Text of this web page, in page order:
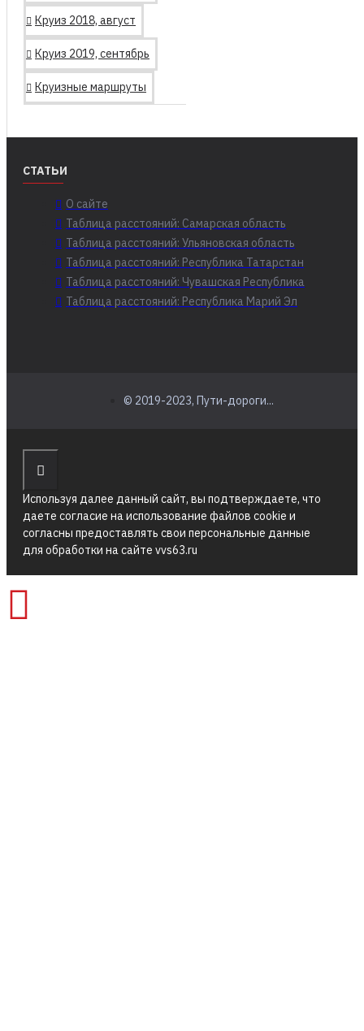
Круиз 2018, август
Круиз 2019, сентябрь
Круизные маршруты
СТАТЬИ
О сайте
Таблица расстояний: Самарская область
Таблица расстояний: Ульяновская область
Таблица расстояний: Республика Татарстан
Таблица расстояний: Чувашская Республика
Таблица расстояний: Республика Марий Эл
© 2019-2023, Пути-дороги...
Используя далее данный сайт, вы подтверждаете, что
даете согласие на использование файлов cookie и
согласны предоставлять свои персональные данные
для обработки на сайте vvs63.ru